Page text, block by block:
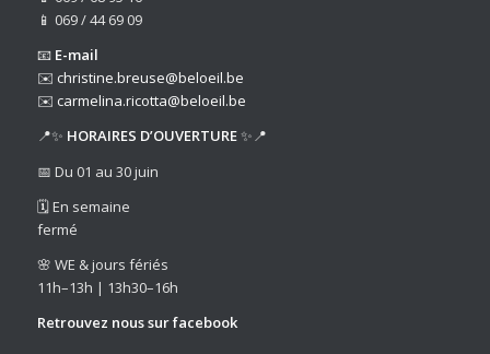
📱 069 / 44 69 09
📧 E-mail
✉️ christine.breuse@beloeil.be
✉️ carmelina.ricotta@beloeil.be
📍✨ HORAIRES D’OUVERTURE✨📍
📅 Du 01 au 30 juin
🗓️ En semaine
fermé
🌸 WE & jours fériés
11h–13h | 13h30–16h
Retrouvez nous surfacebook